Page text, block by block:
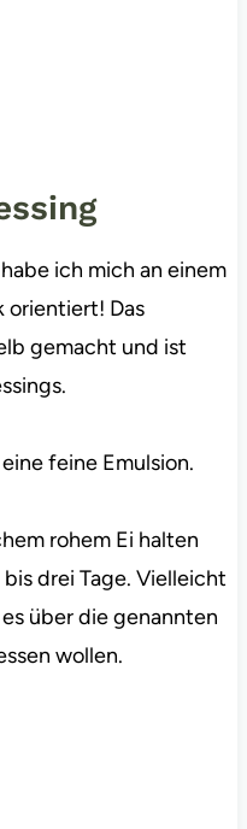
ich mich an einem
orientiert! Das
gemacht und ist
feine Emulsion.
rohem Ei halten
drei Tage. Vielleicht
über die genannten
wollen.